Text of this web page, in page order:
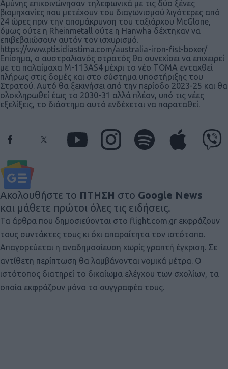
Αμύνης επικοινώνησαν τηλεφωνικά με τις δύο ξένες
βιομηχανίες που μετέχουν του διαγωνισμού λιγότερες από
24 ώρες πριν την απομάκρυνση του ταξιάρχου McGlone,
όμως ούτε η Rheinmetall ούτε η Hanwha δέχτηκαν να
επιβεβαιώσουν αυτόν τον ισχυρισμό.
https://www.ptisidiastima.com/australia-iron-fist-boxer/
Επίσημα, ο αυστραλιανός στρατός θα συνεχίσει να επιχειρεί
με τα παλαίμαχα Μ-113AS4 μέχρι το νέο ΤΟΜΑ ενταχθεί
πλήρως στις δομές και στο σύστημα υποστήριξης του
Στρατού. Αυτό θα ξεκινήσει από την περίοδο 2023-25 και θα
ολοκληρωθεί έως το 2030-31 αλλά πλέον, υπό τις νέες
εξελίξεις, το διάστημα αυτό ενδέχεται να παραταθεί.
Ακολουθήστε το ΠΤΗΣΗ στο Google News
και μάθετε πρώτοι όλες τις ειδήσεις.
Τα άρθρα που δημοσιεύονται στο flight.com.gr εκφράζουν
τους συντάκτες τους κι όχι απαραίτητα τον ιστότοπο.
Απαγορεύεται η αναδημοσίευση χωρίς γραπτή έγκριση. Σε
αντίθετη περίπτωση θα λαμβάνονται νομικά μέτρα. Ο
ιστότοπος διατηρεί το δικαίωμα ελέγχου των σχολίων, τα
οποία εκφράζουν μόνο το συγγραφέα τους.